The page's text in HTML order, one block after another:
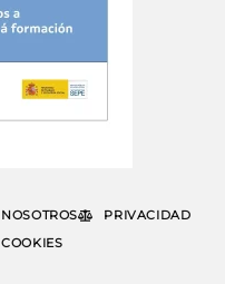
NOSOTROS
PRIVACIDAD
COOKIES